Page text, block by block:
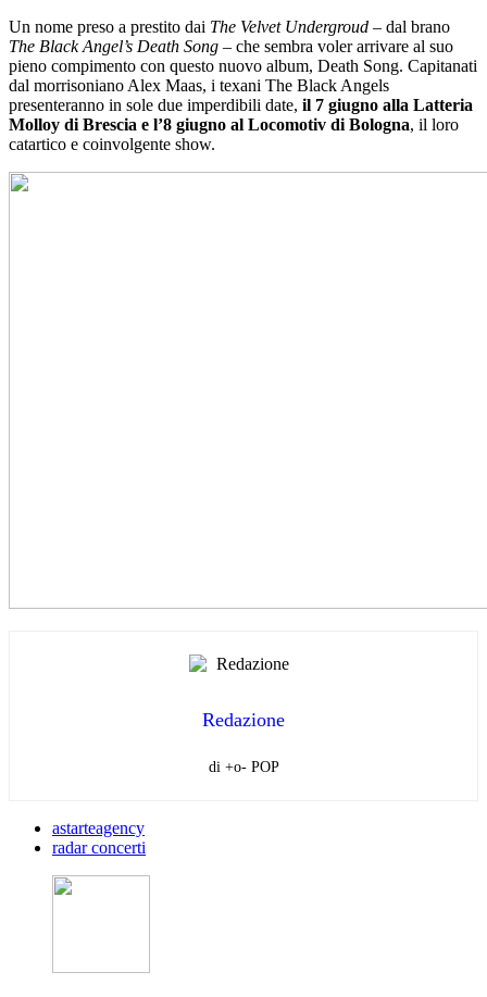
Un nome preso a prestito dai The Velvet Undergroud – dal brano
The Black Angel’s Death Song – che sembra voler arrivare al suo
pieno compimento con questo nuovo album, Death Song. Capitanati
dal morrisoniano Alex Maas, i texani The Black Angels
presenteranno in sole due imperdibili date, il 7 giugno alla Latteria
Molloy di Brescia e l’8 giugno al Locomotiv di Bologna, il loro
catartico e coinvolgente show.
Redazione
di +o- POP
astarteagency
radar concerti